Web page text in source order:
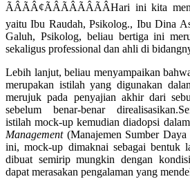
ÃÂÃÂ¢ÃÂÃÂÃÂÃÂHari ini kita
yaituIbu Raudah, Psikolog., Ibu Dina
Galuh, Psikolog, beliau bertiga ini
sekaligus professional dan ahli di
Lebih lanjut, beliau menyampaikan
merupakan istilah yang digunakan
merujuk pada penyajian akhir dari
sebelum benar-benar
istilah mock-up kemudian diadopsi dalam
Management(Manajemen Sumber
ini, mock-up dimaknai sebagai bentuk
dibuat semirip mungkin dengan
dapat merasakan pengalaman yang